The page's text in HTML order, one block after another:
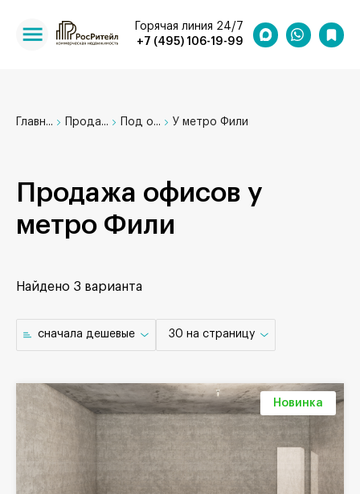
+7 (495) 106-19-99
Горячая линия 24/7
Главн... Прода... Под о... У метро Фили
Продажа офисов у
метро Фили
Найдено 3 варианта
cначала дешевые 30 на страницу
Новинка